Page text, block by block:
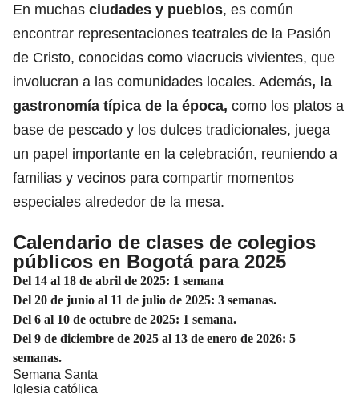
En muchas ciudades y pueblos, es común
encontrar representaciones teatrales de la Pasión
de Cristo, conocidas como viacrucis vivientes, que
involucran a las comunidades locales. Además, la
gastronomía típica de la época, como los platos a
base de pescado y los dulces tradicionales, juega
un papel importante en la celebración, reuniendo a
familias y vecinos para compartir momentos
especiales alrededor de la mesa.
Calendario de clases de colegios
públicos en Bogotá para 2025
Del 14 al 18 de abril de 2025: 1 semana
Del 20 de junio al 11 de julio de 2025: 3 semanas.
Del 6 al 10 de octubre de 2025: 1 semana.
Del 9 de diciembre de 2025 al 13 de enero de 2026: 5
semanas.
Semana Santa
Iglesia católica